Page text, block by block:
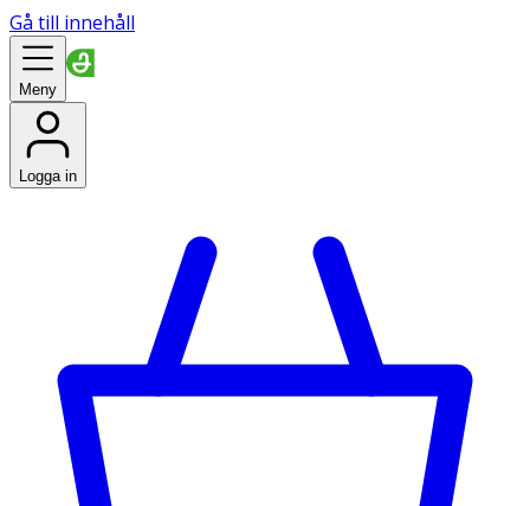
Gå till innehåll
Meny
Logga in